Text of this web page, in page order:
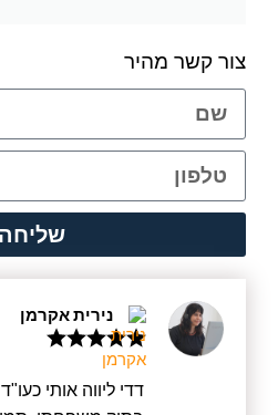
צור קשר מהיר
שליחה
נירית אקרמן
דדי ליווה אותי